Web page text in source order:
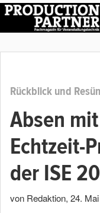
Rückblick und
Absen
Echtzeit-
der ISE
von Redaktion, 24.